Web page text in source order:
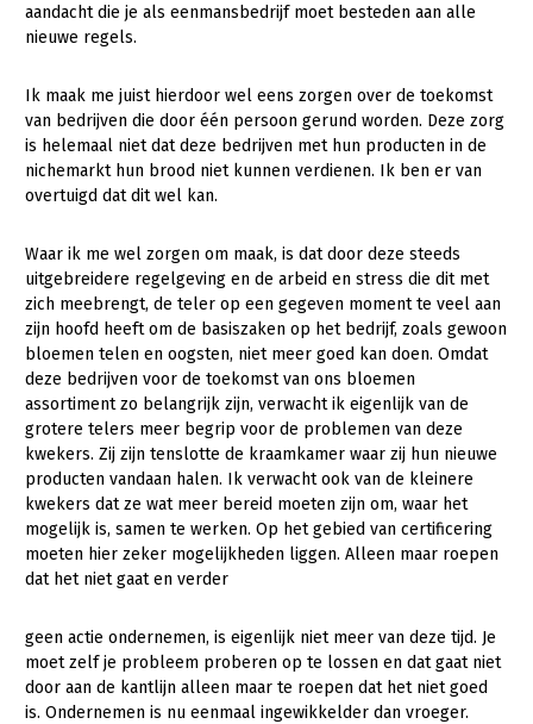
aandacht die je als eenmansbedrijf moet besteden aan alle
nieuwe regels.
Ik maak me juist hierdoor wel eens zorgen over de toekomst
van bedrijven die door één persoon gerund worden. Deze zorg
is helemaal niet dat deze bedrijven met hun producten in de
nichemarkt hun brood niet kunnen verdienen. Ik ben er van
overtuigd dat dit wel kan.
Waar ik me wel zorgen om maak, is dat door deze steeds
uitgebreidere regelgeving en de arbeid en stress die dit met
zich meebrengt, de teler op een gegeven moment te veel aan
zijn hoofd heeft om de basiszaken op het bedrijf, zoals gewoon
bloemen telen en oogsten, niet meer goed kan doen. Omdat
deze bedrijven voor de toekomst van ons bloemen
assortiment zo belangrijk zijn, verwacht ik eigenlijk van de
grotere telers meer begrip voor de problemen van deze
kwekers. Zij zijn tenslotte de kraamkamer waar zij hun nieuwe
producten vandaan halen. Ik verwacht ook van de kleinere
kwekers dat ze wat meer bereid moeten zijn om, waar het
mogelijk is, samen te werken. Op het gebied van certificering
moeten hier zeker mogelijkheden liggen. Alleen maar roepen
dat het niet gaat en verder
geen actie ondernemen, is eigenlijk niet meer van deze tijd. Je
moet zelf je probleem proberen op te lossen en dat gaat niet
door aan de kantlijn alleen maar te roepen dat het niet goed
is. Ondernemen is nu eenmaal ingewikkelder dan vroeger.